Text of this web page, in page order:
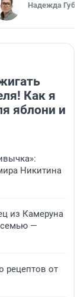
Надежда
Как я
яблони и
Никитина
из Камеруна
семью —
рецептов от